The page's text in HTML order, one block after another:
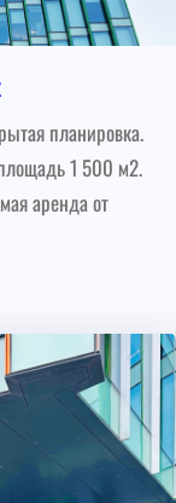
планировка.
1 500 м2.
аренда от